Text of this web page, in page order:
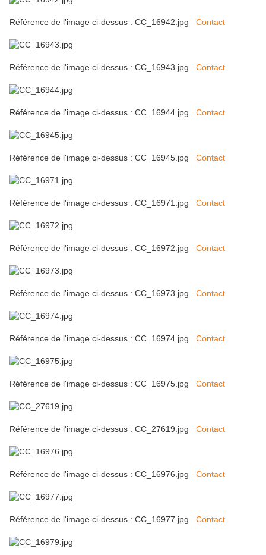
Référence de l'image ci-dessus : CC_16942.jpg Contact
Référence de l'image ci-dessus : CC_16943.jpg Contact
Référence de l'image ci-dessus : CC_16944.jpg Contact
Référence de l'image ci-dessus : CC_16945.jpg Contact
Référence de l'image ci-dessus : CC_16971.jpg Contact
Référence de l'image ci-dessus : CC_16972.jpg Contact
Référence de l'image ci-dessus : CC_16973.jpg Contact
Référence de l'image ci-dessus : CC_16974.jpg Contact
Référence de l'image ci-dessus : CC_16975.jpg Contact
Référence de l'image ci-dessus : CC_27619.jpg Contact
Référence de l'image ci-dessus : CC_16976.jpg Contact
Référence de l'image ci-dessus : CC_16977.jpg Contact